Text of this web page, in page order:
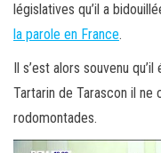
législatives qu’il a
la parole en France.
Il s’est alors souvenu
Tartarin de Tarascon il ne
rodomontades.